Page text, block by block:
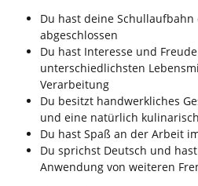
Du hast deine
abgeschlossen
Du hast Interesse und
unterschiedlichsten
Verarbeitung
Du besitzt handwerkliches
und eine natürlich
Du hast Spaß an der Arbeit
Du sprichst Deutsch und
Anwendung von weiteren